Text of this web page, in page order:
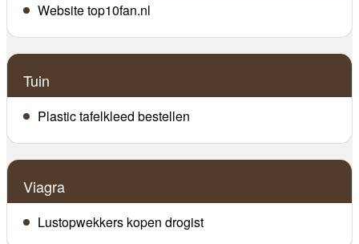
Website top10fan.nl
Tuin
Plastic tafelkleed bestellen
Viagra
Lustopwekkers kopen drogist